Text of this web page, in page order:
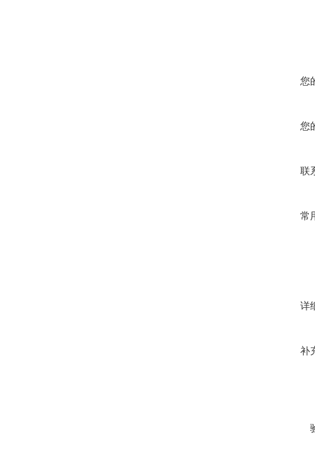
您
您
联
常
详
补